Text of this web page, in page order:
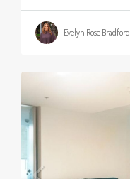
Evelyn Rose Bradford